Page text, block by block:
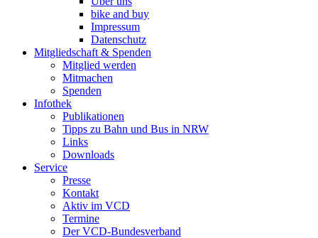
bike and buy
Impressum
Datenschutz
Mitgliedschaft & Spenden
Mitglied werden
Mitmachen
Spenden
Infothek
Publikationen
Tipps zu Bahn und Bus in NRW
Links
Downloads
Service
Presse
Kontakt
Aktiv im VCD
Termine
Der VCD-Bundesverband